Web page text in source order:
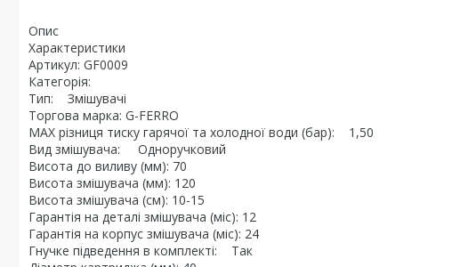
Опис
Характеристики
Артикул: GF0009
Категорія:
Тип: Змішувачі
Торгова марка: G-FERRO
MAX різниця тиску гарячої та холодної води (бар): 1,50
Вид змішувача: Одноручковий
Висота до виливу (мм): 70
Висота змішувача (мм): 120
Висота змішувача (см): 10-15
Гарантія на деталі змішувача (міс): 12
Гарантія на корпус змішувача (міс): 24
Гнучке підведення в комплекті: Так